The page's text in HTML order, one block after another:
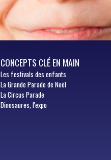
CONCEPTS CLÉ EN MAIN
Les festivals des enfants
La Grande Parade de Noël
La Circus Parade
Dinosaures, l'expo